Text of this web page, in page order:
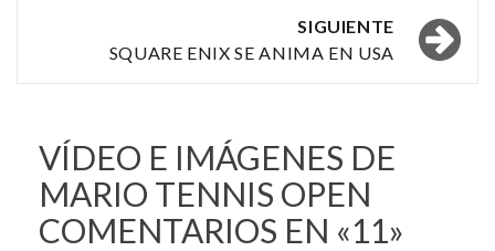
entradas
SIGUIENTE
SQUARE ENIX SE ANIMA EN USA
VÍDEO E IMÁGENES DE
MARIO TENNIS OPEN
COMENTARIOS EN «11»